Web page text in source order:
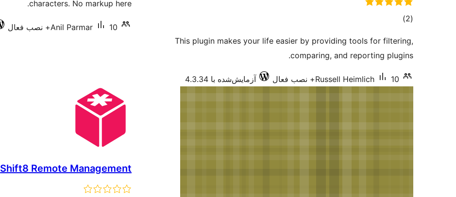
(2 مجموع)
This plugin makes your life easier by providing tools for filtering,
comparing, and reporting plugins.
Russell Heimlich 10+ نصب فعال آزمایش‌شده با 4.3.34
characters. No markup here.
Anil Parmar 10+ نصب فعال
Shift8 Remote Management